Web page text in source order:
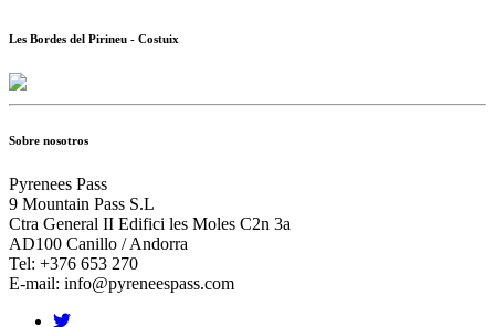
Les Bordes del Pirineu - Costuix
Sobre nosotros
Pyrenees Pass
9 Mountain Pass S.L
Ctra General II Edifici les Moles C2n 3a
AD100 Canillo / Andorra
Tel: +376 653 270
E-mail: info@pyreneespass.com